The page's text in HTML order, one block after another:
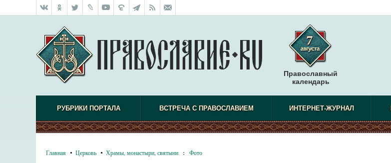
Православный
календарь
РУБРИКИ ПОРТАЛА ВСТРЕЧА С ПРАВОСЛАВИЕМ ИНТЕРНЕТ-ЖУРНАЛ
Главная Церковь Храмы, монастыри, святыни : Фото